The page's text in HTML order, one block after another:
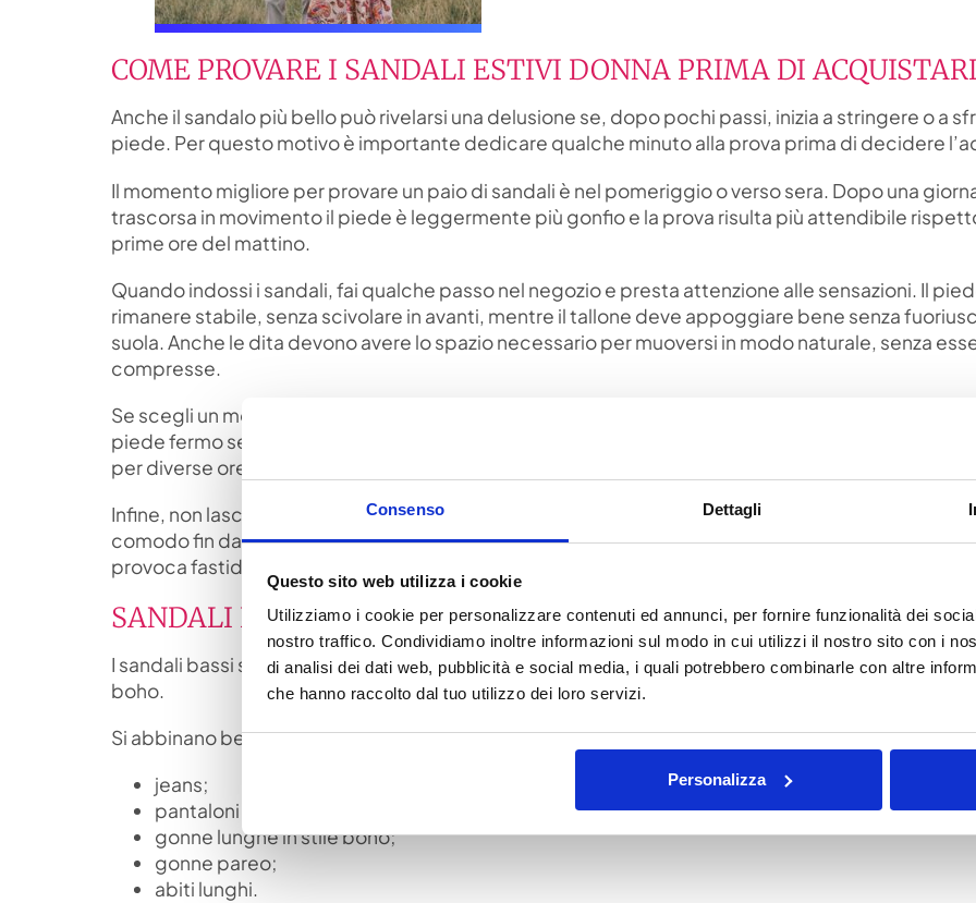
Consenso Dettagli
Questo sito web utilizza i cookie
Utilizziamo i cookie per personalizzare contenuti ed annunci, per fornire funzionalità dei
nostro traffico. Condividiamo inoltre informazioni sul modo in cui utilizzi il nostro sito con i
di analisi dei dati web, pubblicità e social media, i quali potrebbero combinarle con altre
che hanno raccolto dal tuo utilizzo dei loro servizi.
Personalizza
COME PROVARE I SANDALI ESTIVI DONNA PRIMA DI
Anche il sandalo più bello può rivelarsi una delusione se, dopo pochi passi, inizia a stringere o a
piede. Per questo motivo è importante dedicare qualche minuto alla prova prima di decidere
Il momento migliore per provare un paio di sandali è nel pomeriggio o verso sera. Dopo una
trascorsa in movimento il piede è leggermente più gonfio e la prova risulta più attendibile
prime ore del mattino.
Quando indossi i sandali, fai qualche passo nel negozio e presta attenzione alle sensazioni. Il
rimanere stabile, senza scivolare in avanti, mentre il tallone deve appoggiare bene senza
suola. Anche le dita devono avere lo spazio necessario per muoversi in modo naturale, senza
compresse.
Se scegli un modello con cinturini, verifica che siano regolabili. Un cinturino ben posizionato
piede fermo senza stringere e rende il sandalo molto più confortevole, soprattutto se prevedi di
per diverse ore.
Infine, non lasciarti convincere dalla frase: “Tanto poi si allargano”. Un buon paio di sandali deve
comodo fin dalla prima prova. La pelle potrà adattarsi leggermente al piede con l’uso, ma un
provoca fastidio o punti di pressione difficilmente diventerà davvero confortevole.
SANDALI ESTIVI DONNA BASSI: LA NECESSITÀ DI CURARE LO
I sandali bassi sono sicuramente molto comodi e vanno bene con un abbigliamento rilassato,
boho.
Si abbinano bene con:
jeans;
pantaloni leggeri 5 tasche;
gonne lunghe in stile boho;
gonne pareo;
abiti lunghi.